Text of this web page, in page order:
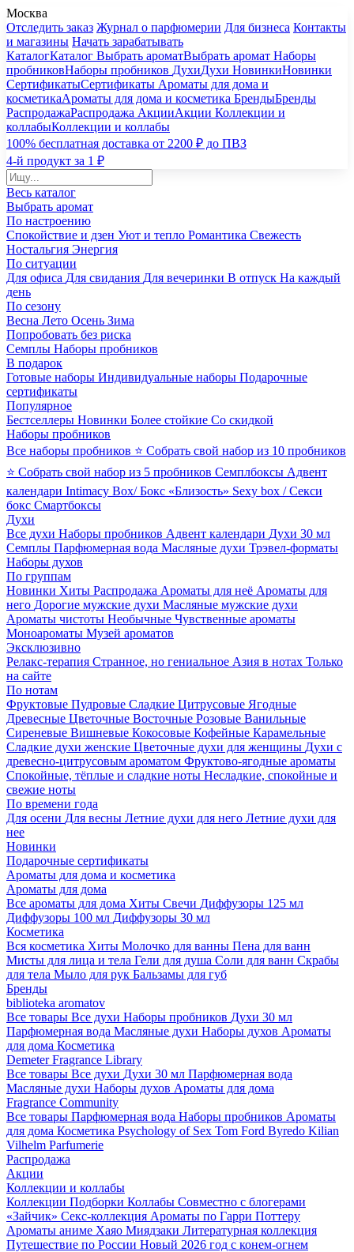
Москва
Отследить заказ Журнал о парфюмерии Для бизнеса Контакты
и магазины Начать зарабатывать
КаталогКаталог Выбрать ароматВыбрать аромат Наборы
пробниковНаборы пробников ДухиДухи НовинкиНовинки
СертификатыСертификаты Ароматы для дома и
косметикаАроматы для дома и косметика БрендыБренды
РаспродажаРаспродажа АкцииАкции Коллекции и
коллабыКоллекции и коллабы
100% бесплатная доставка от 2200 ₽ до ПВЗ
4-й продукт за 1 ₽
Весь каталог
Выбрать аромат
По настроению
Спокойствие и дзен Уют и тепло Романтика Свежесть
Ностальгия Энергия
По ситуации
Для офиса Для свидания Для вечеринки В отпуск На каждый
день
По сезону
Весна Лето Осень Зима
Попробовать без риска
Семплы Наборы пробников
В подарок
Готовые наборы Индивидуальные наборы Подарочные
сертификаты
Популярное
Бестселлеры Новинки Более стойкие Со скидкой
Наборы пробников
Все наборы пробников ⭐ Собрать свой набор из 10 пробников
⭐ Собрать свой набор из 5 пробников Семплбоксы Адвент
календари Intimacy Box/ Бокс «Близость» Sexy box / Секси
бокс Смартбоксы
Духи
Все духи Наборы пробников Адвент календари Духи 30 мл
Семплы Парфюмерная вода Масляные духи Трэвел-форматы
Наборы духов
По группам
Новинки Хиты Распродажа Ароматы для неё Ароматы для
него Дорогие мужские духи Масляные мужские духи
Ароматы чистоты Необычные Чувственные ароматы
Моноароматы Музей ароматов
Эксклюзивно
Релакс-терапия Странное, но гениальное Азия в нотах Только
на сайте
По нотам
Фруктовые Пудровые Сладкие Цитрусовые Ягодные
Древесные Цветочные Восточные Розовые Ванильные
Сиреневые Вишневые Кокосовые Кофейные Карамельные
Сладкие духи женские Цветочные духи для женщины Духи с
древесно-цитрусовым ароматом Фруктово-ягодные ароматы
Спокойные, тёплые и сладкие ноты Несладкие, спокойные и
свежие ноты
По времени года
Для осени Для весны Летние духи для него Летние духи для
нее
Новинки
Подарочные сертификаты
Ароматы для дома и косметика
Ароматы для дома
Все ароматы для дома Хиты Свечи Диффузоры 125 мл
Диффузоры 100 мл Диффузоры 30 мл
Косметика
Вся косметика Хиты Молочко для ванны Пена для ванн
Мисты для лица и тела Гели для душа Соли для ванн Скрабы
для тела Мыло для рук Бальзамы для губ
Бренды
biblioteka aromatov
Все товары Все духи Наборы пробников Духи 30 мл
Парфюмерная вода Масляные духи Наборы духов Ароматы
для дома Косметика
Demeter Fragrance Library
Все товары Все духи Духи 30 мл Парфюмерная вода
Масляные духи Наборы духов Ароматы для дома
Fragrance Community
Все товары Парфюмерная вода Наборы пробников Ароматы
для дома Косметика Psychology of Sex Tom Ford Byredo Kilian
Vilhelm Parfumerie
Распродажа
Акции
Коллекции и коллабы
Коллекции Подборки Коллабы Совместно с блогерами
«Зайчик» Секс-коллекция Ароматы по Гарри Поттеру
Ароматы аниме Хаяо Миядзаки Литературная коллекция
Путешествие по России Новый 2026 год с конем-огнем